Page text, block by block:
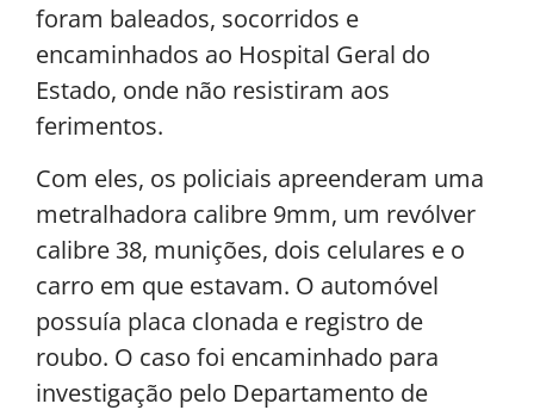
foram baleados, socorridos e
encaminhados ao Hospital Geral do
Estado, onde não resistiram aos
ferimentos.
Com eles, os policiais apreenderam uma
metralhadora calibre 9mm, um revólver
calibre 38, munições, dois celulares e o
carro em que estavam. O automóvel
possuía placa clonada e registro de
roubo. O caso foi encaminhado para
investigação pelo Departamento de